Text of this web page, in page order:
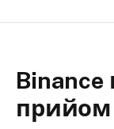
прийом